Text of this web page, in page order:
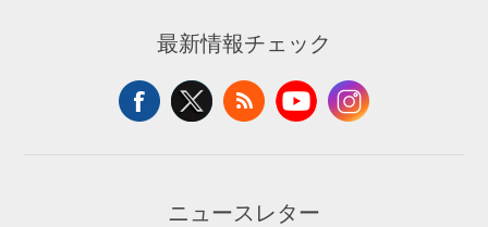
最新情報チェック
ニュースレター